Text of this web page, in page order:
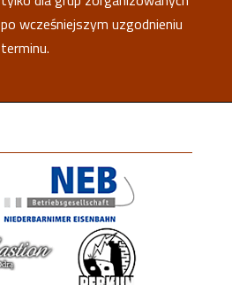
po wcześniejszym uzgodnieniu
terminu.